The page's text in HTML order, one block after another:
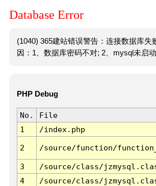
Database Error
(1040) 365建站错误警告：连接数据库失
因：1、数据库密码不对; 2、mysql未启动
PHP Debug
No. File
1
/index.php
2 /source/function/
3 /source/class/
4
/source/class/